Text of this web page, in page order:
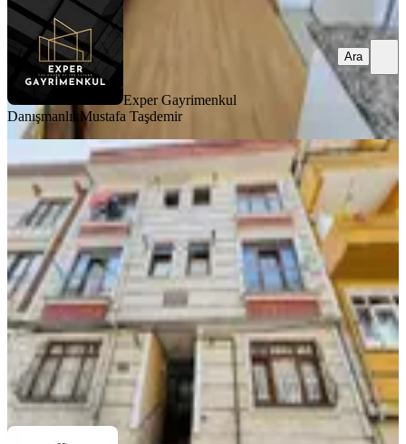
Exper Gayrimenkul
DanışmanlıkMustafa Taşdemir
Ara
%3
Tuncaydan Şişlide 23.500₺ Hazır
Kiracılı Eşya Hediyeli 2+1 Daire
Şişli, Kuştepe Mahallesi
2+1
·65 m²·Kot 1 · 25.10.2025
3.050.000 ₺3.150.000 ₺
TUNCAY İNŞAAT & GAYRİMENKULhakan danış
Ara